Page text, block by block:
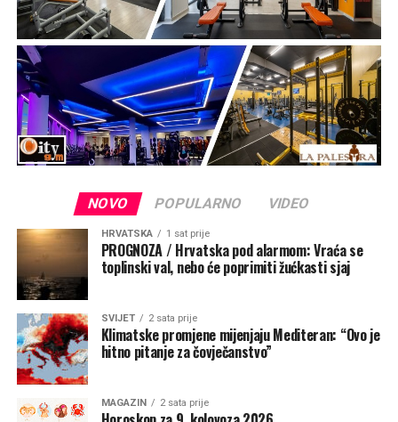
NOVO POPULARNO VIDEO
HRVATSKA 1 sat prije
PROGNOZA / Hrvatska pod alarmom: Vraća se
toplinski val, nebo će poprimiti žućkasti sjaj
SVIJET 2 sata prije
Klimatske promjene mijenjaju Mediteran: “Ovo je
hitno pitanje za čovječanstvo”
MAGAZIN 2 sata prije